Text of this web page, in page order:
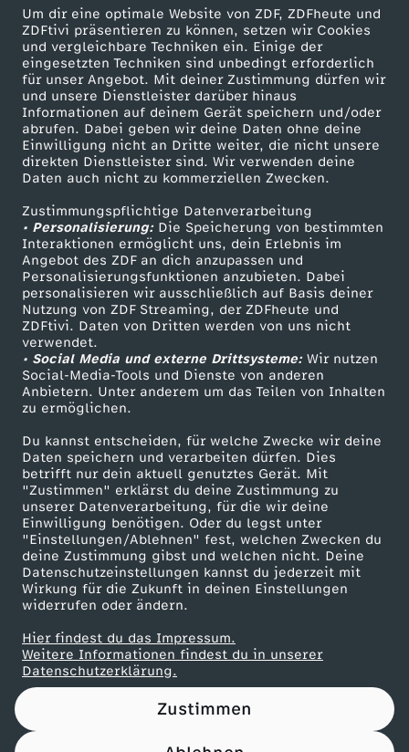
Um dir eine optimale Website von ZDF, ZDFheute und
ZDFtivi präsentieren zu können, setzen wir Cookies
und vergleichbare Techniken ein. Einige der
eingesetzten Techniken sind unbedingt erforderlich
für unser Angebot. Mit deiner Zustimmung dürfen wir
und unsere Dienstleister darüber hinaus
Informationen auf deinem Gerät speichern und/oder
abrufen. Dabei geben wir deine Daten ohne deine
Einwilligung nicht an Dritte weiter, die nicht unsere
direkten Dienstleister sind. Wir verwenden deine
Daten auch nicht zu kommerziellen Zwecken.
Zustimmungspflichtige Datenverarbeitung
• Personalisierung:Die Speicherung von bestimmten
Interaktionen ermöglicht uns, dein Erlebnis im
Angebot des ZDF an dich anzupassen und
Personalisierungsfunktionen anzubieten. Dabei
personalisieren wir ausschließlich auf Basis deiner
Nutzung von ZDF Streaming, der ZDFheute und
ZDFtivi. Daten von Dritten werden von uns nicht
verwendet.
• Social Media und externe Drittsysteme:Wir nutzen
Social-Media-Tools und Dienste von anderen
Anbietern. Unter anderem um das Teilen von Inhalten
zu ermöglichen.
Du kannst entscheiden, für welche Zwecke wir deine
Daten speichern und verarbeiten dürfen. Dies
betrifft nur dein aktuell genutztes Gerät. Mit
"Zustimmen" erklärst du deine Zustimmung zu
unserer Datenverarbeitung, für die wir deine
Einwilligung benötigen. Oder du legst unter
"Einstellungen/Ablehnen" fest, welchen Zwecken du
deine Zustimmung gibst und welchen nicht. Deine
Datenschutzeinstellungen kannst du jederzeit mit
Wirkung für die Zukunft in deinen Einstellungen
widerrufen oder ändern.
Hier findest du das Impressum.
Weitere Informationen findest du in unserer
Datenschutzerklärung.
Zustimmen
-
H
y
p
e
b
e
r
e
c
h
t
i
g
t
?
Mehr ZDF
ZDF-Apps
Smart TV
ZDFtext
Livestreams
Sendungen A-Z
TV-Programm
Service
ZDFmitreden
Kontakt zum ZDF
Tickets
Zuschauerservice
Hilfe
ZDF Unternehmen
Karriere
ZDF goes Schule
Werbefernsehen
Mainzelmännchen
Partner